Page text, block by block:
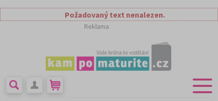
Požadovaný text nenalezen.
Reklama